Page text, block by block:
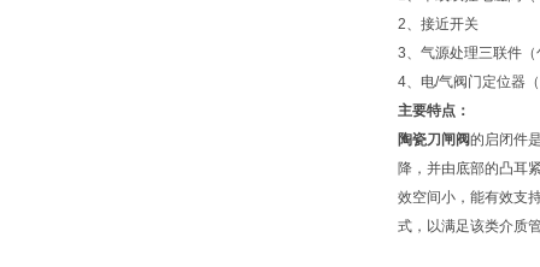
2、接近开关
3、气源处理三联件
4、电/气阀门定位器
主要特点：
陶瓷刀闸阀的启闭件
降，并由底部的凸耳
效空间小，能有效支
式，以满足该类介质